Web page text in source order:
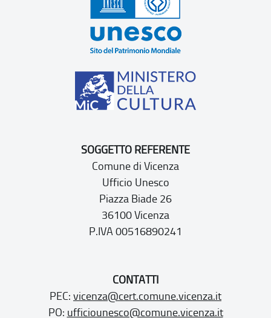
SOGGETTO REFERENTE
Comune di Vicenza
Ufficio Unesco
Piazza Biade 26
36100 Vicenza
P.IVA 00516890241
CONTATTI
PEC: vicenza@cert.comune.vicenza.it
PO: ufficiounesco@comune.vicenza.it